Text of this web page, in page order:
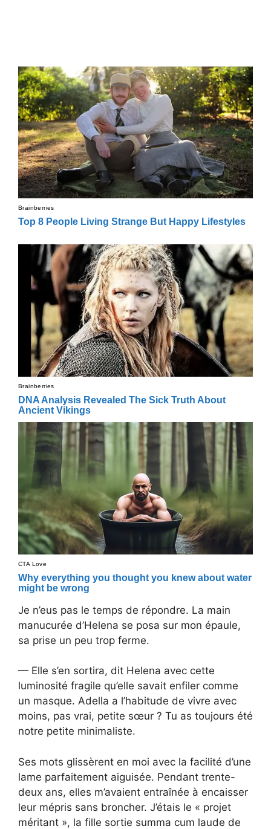
Je n’eus pas le temps de répondre. La main
manucurée d’Helena se posa sur mon épaule,
sa prise un peu trop ferme.
— Elle s’en sortira, dit Helena avec cette
luminosité fragile qu’elle savait enfiler comme
un masque. Adella a l’habitude de vivre avec
moins, pas vrai, petite sœur ? Tu as toujours été
notre petite minimaliste.
Ses mots glissèrent en moi avec la facilité d’une
lame parfaitement aiguisée. Pendant trente-
deux ans, elles m’avaient entraînée à encaisser
leur mépris sans broncher. J’étais le « projet
méritant », la fille sortie summa cum laude de